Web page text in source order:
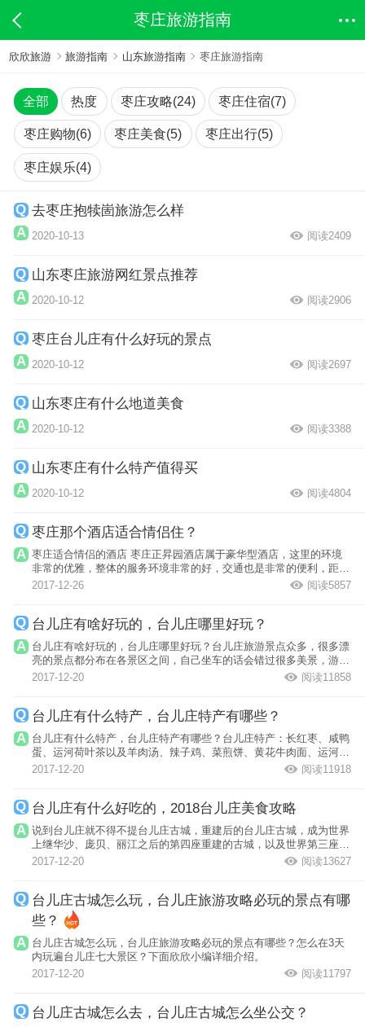
枣庄旅游指南
欣欣旅游 旅游指南 山东旅游指南 枣庄旅游指南
全部 热度 枣庄攻略(24) 枣庄住宿(7)
枣庄购物(6) 枣庄美食(5) 枣庄出行(5)
枣庄娱乐(4)
去枣庄抱犊崮旅游怎么样
2020-10-13 阅读2409
山东枣庄旅游网红景点推荐
2020-10-12 阅读2906
枣庄台儿庄有什么好玩的景点
2020-10-12 阅读2697
山东枣庄有什么地道美食
2020-10-12 阅读3388
山东枣庄有什么特产值得买
2020-10-12 阅读4804
枣庄那个酒店适合情侣住？
枣庄适合情侣的酒店 枣庄正昇园酒店属于豪华型酒店，这里的环境
非常的优雅，整体的服务环境非常的好，交通也是非常的便利，距离
景点和市中...
2017-12-26 阅读5857
台儿庄有啥好玩的，台儿庄哪里好玩？
台儿庄有啥好玩的，台儿庄哪里好玩？台儿庄旅游景点众多，很多漂
亮的景点都分布在各景区之间，自己坐车的话会错过很多美景，游玩
的景点不相...
2017-12-20 阅读11858
台儿庄有什么特产，台儿庄特产有哪些？
台儿庄有什么特产，台儿庄特产有哪些？台儿庄特产：长红枣、咸鸭
蛋、运河荷叶茶以及羊肉汤、辣子鸡、菜煎饼、黄花牛肉面、运河石
头大饼、张...
2017-12-20 阅读11918
台儿庄有什么好吃的，2018台儿庄美食攻略
说到台儿庄就不得不提台儿庄古城，重建后的台儿庄古城，成为世界
上继华沙、庞贝、丽江之后的第四座重建的古城，以及世界第三座二
战城市。那...
2017-12-20 阅读13627
台儿庄古城怎么玩，台儿庄旅游攻略必玩的景点有哪
些？
台儿庄古城怎么玩，台儿庄旅游攻略必玩的景点有哪些？怎么在3天
内玩遍台儿庄七大景区？下面欣欣小编详细介绍。
2017-12-20
阅读11797
台儿庄古城怎么去，台儿庄古城怎么坐公交？